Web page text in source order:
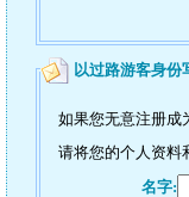
以过路游客身份
如果您无意注册成
请将您的个人资料
名字: